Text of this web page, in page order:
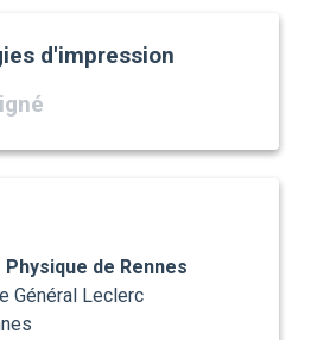
d'impression
Physique de Rennes
Général Leclerc